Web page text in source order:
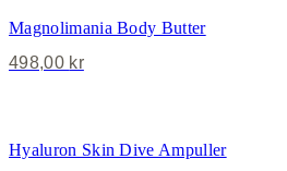
Magnolimania Body Butter
498,00 kr
Hyaluron Skin Dive Ampuller